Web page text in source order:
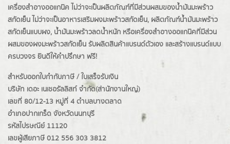
เครื่องสำอางออแกนิค ไม่ว่าจะเป็นผลิตภัณฑ์ที่มีส่วนผสมของน้ำมันมะพร้าว
สกัดเย็น ไม่ว่าจะเป็นอาหารเสริมผงมะพร้าวสกัดเย็น, ผลิตภัณฑ์น้ำมันมะพร้าว
สกัดเย็นแบบผง, น้ำมันมะพร้าวลดน้ำหนัก หรือเครื่องสำอางออแกนิคที่มีส่วน
ผสมของผงมะพร้าวสกัดเย็น รับผลิตสินค้าแบรนด์ตัวเอง และสร้างแบรนด์แบบ
ครบวงจร ยินดีให้คำปรึกษา ฟรี!
สำหรับออกใบกำกับภาษี / ใบเสร็จรับเงิน
บริษัท เดอะ เนเชอรัลลิสท์ จำกัด(ส่านักงานใหญ่)
เลขที่ 80/12-13 หมู่ที่ 4 ตำบลบางตลาด
อำเภอปากเกร็ด จังหวัดนนทบุรี
รหัสไปรษณีย์ 11120
เลขผู้เสียภาษี 012 556 303 3812